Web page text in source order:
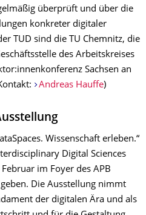
überprüft und über die
konkreter digitaler
TUD sind die TU Chemnitz, die
des Arbeitskreises
Sachsen an
Andreas Hauffe)
Wissenschaft erleben.“
Digital Sciences
im Foyer des APB
Die Ausstellung nimmt
der digitalen Ära und als